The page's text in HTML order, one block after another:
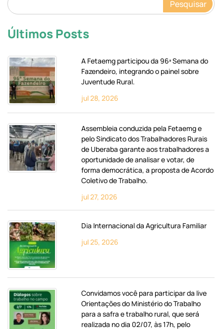
Pesquisar
Últimos Posts
A Fetaemg participou da 96ª Semana do
Fazendeiro, integrando o painel sobre
Juventude Rural.
jul 28, 2026
Assembleia conduzida pela Fetaemg e
pelo Sindicato dos Trabalhadores Rurais
de Uberaba garante aos trabalhadores a
oportunidade de analisar e votar, de
forma democrática, a proposta de Acordo
Coletivo de Trabalho.
jul 27, 2026
Dia Internacional da Agricultura Familiar
jul 25, 2026
Convidamos você para participar da live
Orientações do Ministério do Trabalho
para a safra e trabalho rural, que será
realizada no dia 02/07, às 17h, pelo